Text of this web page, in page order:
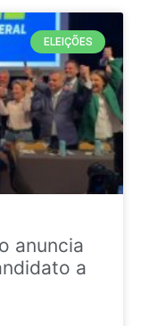
ELEIÇÕES
anuncia
a